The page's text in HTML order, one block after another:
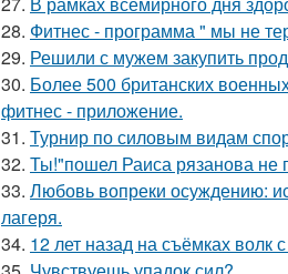
28. Фитнес - программа " мы не
29. Решили с мужем закупить
30. Более 500 британских
фитнес - приложение.
31. Турнир по силовым видам
32. Ты!"пошел Раиса рязанова не
33. Любовь вопреки осуждению:
лагеря.
34. 12 лет назад на съёмках волк